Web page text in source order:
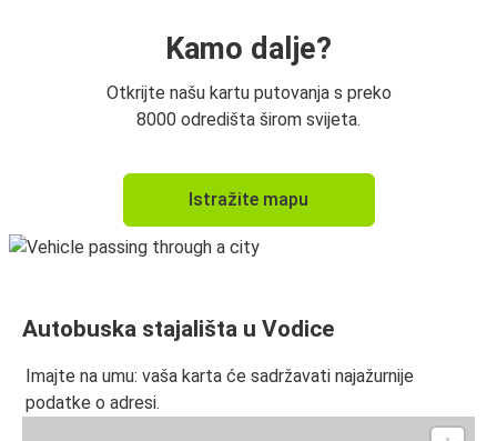
Kamo dalje?
Otkrijte našu kartu putovanja s preko
8000 odredišta širom svijeta.
Istražite mapu
Autobuska stajališta u Vodice
Imajte na umu: vaša karta će sadržavati najažurnije
podatke o adresi.